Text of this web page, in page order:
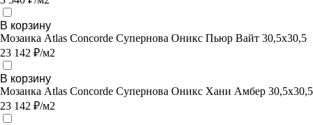
В корзину
Мозаика Atlas Concorde Супернова Оникс Пьюр Вайт 30,5х30,5
23 142 ₽/м2
В корзину
Мозаика Atlas Concorde Супернова Оникс Хани Амбер 30,5х30,5
23 142 ₽/м2